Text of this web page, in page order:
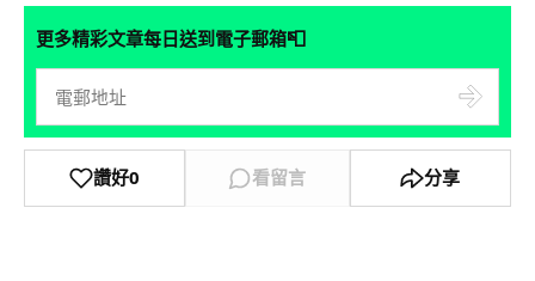
更多精彩文章每日送到電子郵箱📮
讚好0 看留言 分享